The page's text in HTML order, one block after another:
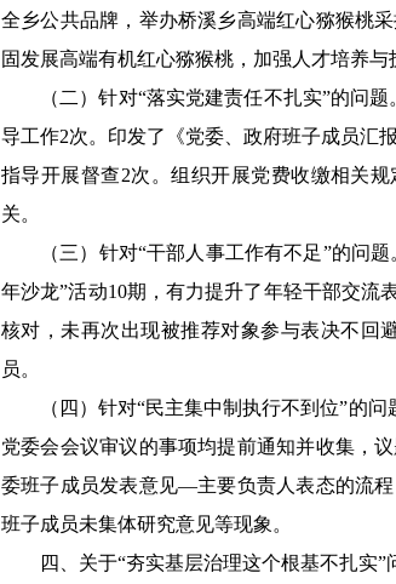
全乡公共品牌，举办桥溪乡高端红心猕猴桃
固发展高端有机红心猕猴桃，加强人才培养与
（二）针对“落实党建责任不扎实”的问
导工作2次。印发了《党委、政府班子成员汇
指导开展督查2次。组织开展党费收缴相关
关。
（三）针对“干部人事工作有不足”的问
年沙龙”活动10期，有力提升了年轻干部交流
核对，未再次出现被推荐对象参与表决不回
员。
（四）针对“民主集中制执行不到位”的
党委会会议审议的事项均提前通知并收集，
委班子成员发表意见—主要负责人表态的流
班子成员未集体研究意见等现象。
四、关于“夯实基层治理这个根基不扎实”